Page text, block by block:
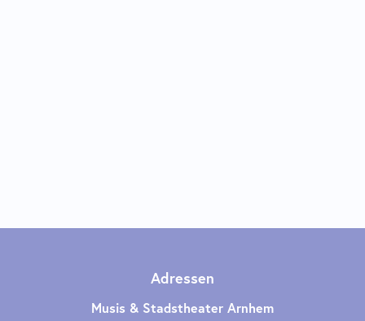
Adressen
Musis & Stadstheater Arnhem